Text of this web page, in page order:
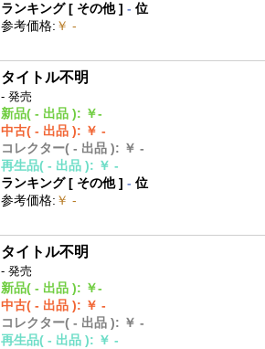
ランキング [ その他]- 位
参考価格: ￥ -
タイトル不明
- 発売
新品( - 出品 ): ￥-
中古( - 出品 ): ￥ -
コレクター( - 出品 ): ￥ -
再生品( - 出品 ): ￥ -
ランキング [ その他]- 位
参考価格: ￥ -
タイトル不明
- 発売
新品( - 出品 ): ￥-
中古( - 出品 ): ￥ -
コレクター( - 出品 ): ￥ -
再生品( - 出品 ): ￥ -